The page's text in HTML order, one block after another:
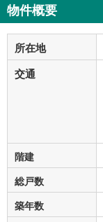
物件概要
所在地
交通
階建
総戸数
築年数